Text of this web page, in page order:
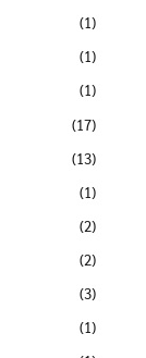
(1)
(1)
(1)
(17)
(13)
(1)
(2)
(2)
(3)
(1)